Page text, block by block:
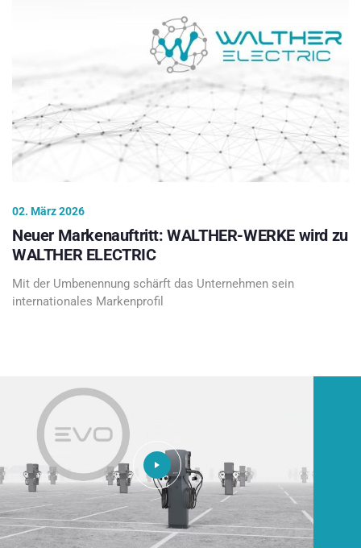
02. März 2026
Neuer Markenauftritt: WALTHER-WERKE wird zu
WALTHER ELECTRIC
Mit der Umbenennung schärft das Unternehmen sein
internationales Markenprofil